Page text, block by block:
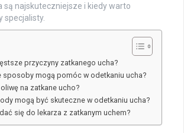
są najskuteczniejsze i kiedy warto
specjalisty.
przyczyny zatkanego ucha?
sposoby mogą pomóc w odetkaniu ucha?
na zatkane ucho?
mogą być skuteczne w odetkaniu ucha?
się do lekarza z zatkanym uchem?